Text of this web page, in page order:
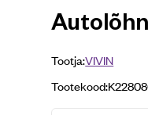
Tootja:VIVIN
Tootekood: